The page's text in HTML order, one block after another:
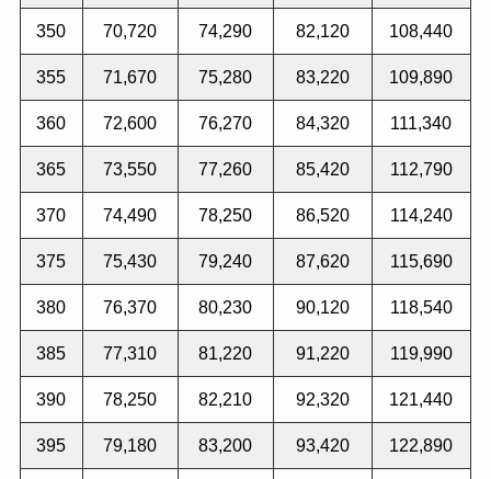
350 70,720 74,290 82,120 108,440
355 71,670 75,280 83,220 109,890
360 72,600 76,270 84,320 111,340
365 73,550 77,260 85,420 112,790
370 74,490 78,250 86,520 114,240
375 75,430 79,240 87,620 115,690
380 76,370 80,230 90,120 118,540
385 77,310 81,220 91,220 119,990
390 78,250 82,210 92,320 121,440
395 79,180 83,200 93,420 122,890